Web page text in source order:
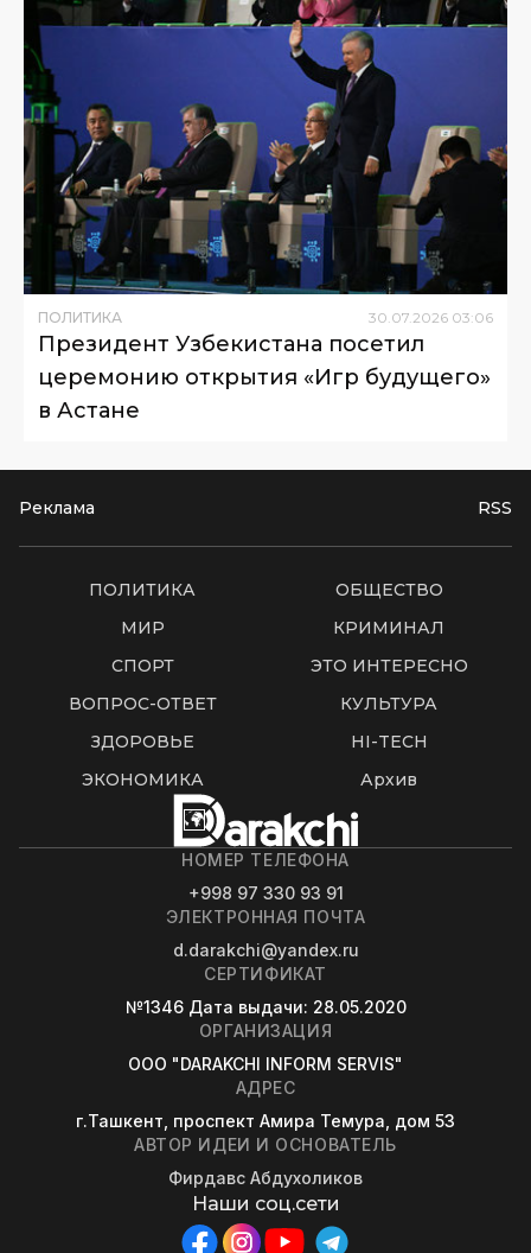
ПОЛИТИКА 30 07 2026 03:06
Президент Узбекистана посетил
церемонию открытия «Игр будущего»
в Астане
Реклама RSS
ПОЛИТИКА
ОБЩЕСТВО
МИР
КРИМИНАЛ
СПОРТ
ЭТО ИНТЕРЕСНО
ВОПРОС-ОТВЕТ
КУЛЬТУРА
ЗДОРОВЬЕ
HI-TECH
ЭКОНОМИКА
Архив
НОМЕР ТЕЛЕФОНА
+998 97 330 93 91
ЭЛЕКТРОННАЯ ПОЧТА
d.darakchi@yandex.ru
СЕРТИФИКАТ
№1346 Дата выдачи: 28.05.2020
ОРГАНИЗАЦИЯ
OOO "DARAKCHI INFORM SERVIS"
АДРЕС
г.Ташкент, проспект Амира Темура, дом 53
АВТОР ИДЕИ И ОСНОВАТЕЛЬ
Фирдавс Абдухоликов
Наши соц.сети